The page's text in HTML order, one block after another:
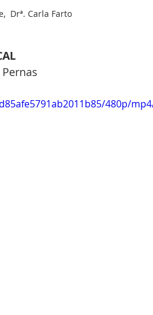
Drª. Carla Farto
480p/